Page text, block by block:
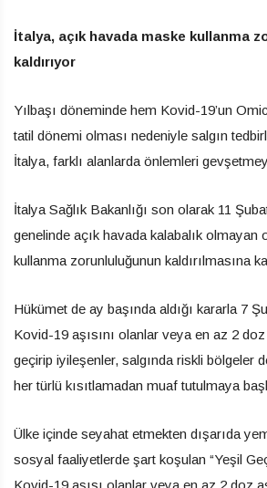
İtalya, açık havada maske kullanma
kaldırıyor
Yılbaşı döneminde hem Kovid-19’un
tatil dönemi olması nedeniyle salgın
İtalya, farklı alanlarda önlemleri
İtalya Sağlık Bakanlığı son olarak 11
genelinde açık havada kalabalık olmayan
kullanma zorunluluğunun kaldırılmasına
Hükümet de ay başında aldığı kararla 7
Kovid-19 aşısını olanlar veya en az 2
geçirip iyileşenler, salgında riskli bölgeler
her türlü kısıtlamadan muaf tutulmaya
Ülke içinde seyahat etmekten dışarıda
sosyal faaliyetlerde şart koşulan “Yeşil
Kovid-19 aşısı olanlar veya en az 2 doz